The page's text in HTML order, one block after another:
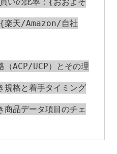
楽天/Amazon/自社
ACP/UCP）とその理
格と着手タイミング
品データ項目のチェ